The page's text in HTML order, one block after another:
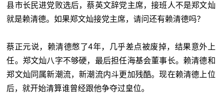
县市长民进党败选后，蔡英文辞党主席，接班人不是郑文灿
就是赖清德。如果郑文灿接党主席，请问还有赖清德吗？
蔡正元说，赖清德憋了4年，几乎差点被废掉，结果意外上
任。郑文灿八字不够硬，最后担任海基会董事长。赖清德和
郑文灿同属新潮流，新潮流内斗更加残酷。现在赖清德上位
后，就开始清算谁曾经跟他争夺过皇位。